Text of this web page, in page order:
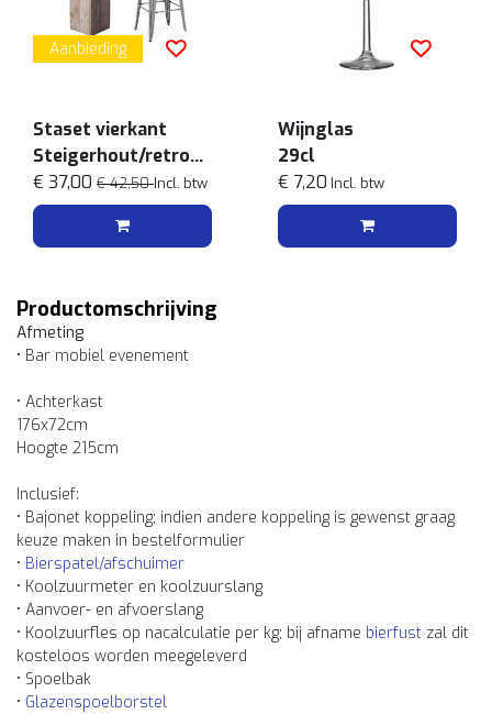
Aanbieding
Staset vierkant
Steigerhout/retro
grijs
€ 37,00 € 42,50Incl. btw
Wijnglas
29cl
€ 7,20 Incl. btw
Productomschrijving
Afmeting
• Bar mobiel evenement
• Achterkast
176x72cm
Hoogte 215cm
Inclusief:
• Bajonet koppeling; indien andere koppeling is gewenst graag
keuze maken in bestelformulier
• Bierspatel/afschuimer
• Koolzuurmeter en koolzuurslang
• Aanvoer- en afvoerslang
• Koolzuurfles op nacalculatie per kg; bij afname bierfust zal dit
kosteloos worden meegeleverd
• Spoelbak
• Glazenspoelborstel